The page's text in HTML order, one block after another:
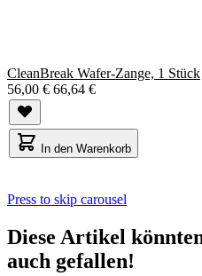
CleanBreak Wafer-Zange, 1 Stück
56,00 € 66,64 €
In den Warenkorb
Press to skip carousel
Diese Artikel
auch gefallen!